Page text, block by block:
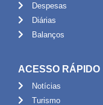
Despesas
Diárias
Balanços
ACESSO RÁPIDO
Notícias
Turismo